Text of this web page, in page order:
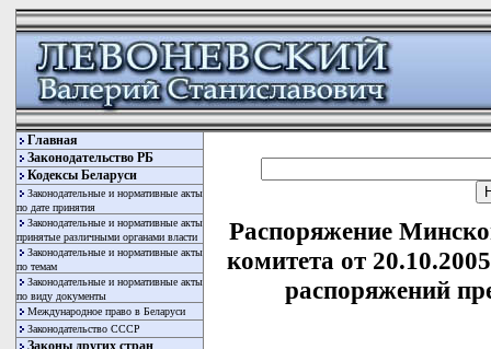
Главная
Законодательство РБ
Кодексы Беларуси
Законодательные и нормативные акты
по дате принятия
Законодательные и нормативные акты
принятые различными органами власти
Законодательные и нормативные акты
по темам
Законодательные и нормативные акты
по виду документы
Международное право в Беларуси
Законодательство СССР
Законы других стран
Распоряжение
комитета от
распоряжений